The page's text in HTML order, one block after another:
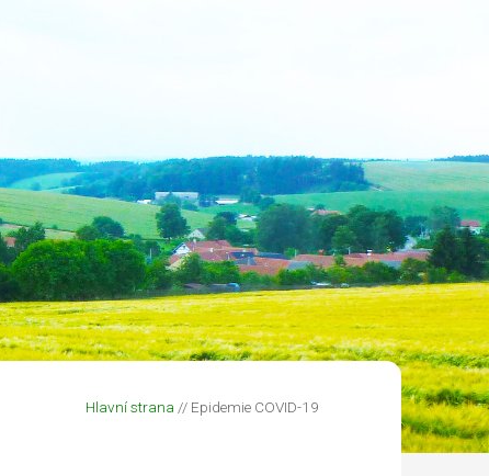
Hlavní strana // Epidemie COVID-19